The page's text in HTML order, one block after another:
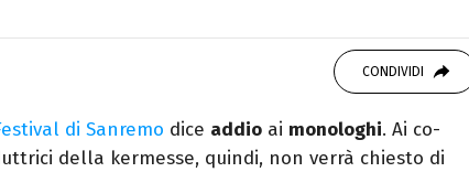
possono mancare, il silenzio, il mare e Il Libro
comodino, insieme a un romanzo di Zafon.
CONDIVIDI
di Sanremo dice addio ai monologhi. Ai co-
della kermesse, quindi, non verrà chiesto di